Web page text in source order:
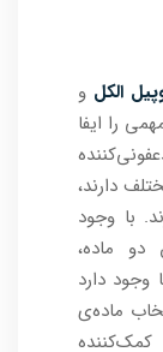
الکل و
را ایفا
دارند،
با وجود
دو ماده،
دارد
ماده‌ی